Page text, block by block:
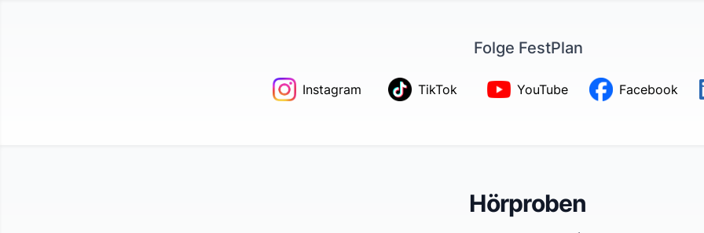
Folge FestPlan
Instagram TikTok YouTube Facebook
Hörproben